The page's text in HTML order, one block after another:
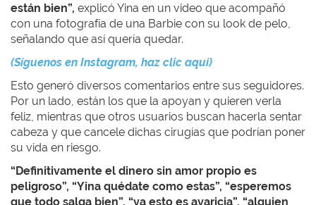
están bien”, explicó Yina en un video que acompañó
con una fotografía de una Barbie con su look de pelo,
señalando que así quería quedar.
(Síguenos en Instagram, haz clic aquí)
Esto generó diversos comentarios entre sus seguidores.
Por un lado, están los que la apoyan y quieren verla
feliz, mientras que otros usuarios buscan hacerla sentar
cabeza y que cancele dichas cirugías que podrían poner
su vida en riesgo.
“Definitivamente el dinero sin amor propio es
peligroso”, “Yina quédate como estas”, “esperemos
que todo salga bien”, “ya esto es avaricia”, “alguien